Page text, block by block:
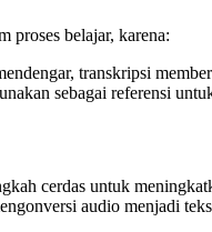
proses belajar, karena:
transkripsi
sebagai referensi
cerdas untuk
audio menjadi